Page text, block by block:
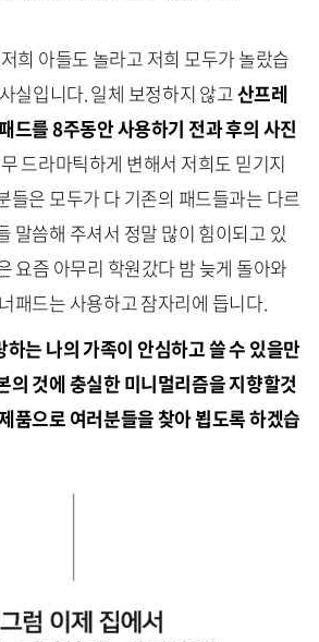
저희 아들도 놀라고 저희 모두가 놀랐습
실입니다. 일체 보정하지 않고산프레
드를 8주동안 사용하기 전과 후의 사진
드라마틱하게 변해서 저희도 믿기지
들은 모두가 다 기존의 패드들과는 다르
말씀해 주셔서 정말 많이 힘이되고 있
요즘 아무리 학원갔다 밤 늦게 돌아와
패드는 사용하고 잠자리에 듭니다.
는 나의 가족이 안심하고 쓸 수 있을만
의 것에 충실한 미니멀리즘을 지향할것
품으로 여러분들을 찾아 뵙도록 하겠습